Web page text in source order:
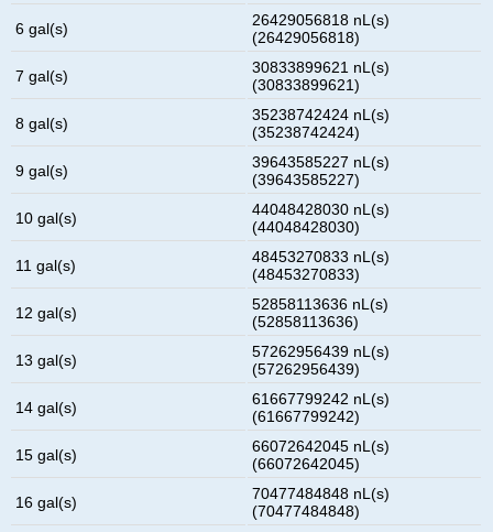
6 gal(s)
26429056818 nL(s)
(26429056818)
7 gal(s)
30833899621 nL(s)
(30833899621)
8 gal(s)
35238742424 nL(s)
(35238742424)
9 gal(s)
39643585227 nL(s)
(39643585227)
10 gal(s)
44048428030 nL(s)
(44048428030)
11 gal(s)
48453270833 nL(s)
(48453270833)
12 gal(s)
52858113636 nL(s)
(52858113636)
13 gal(s)
57262956439 nL(s)
(57262956439)
14 gal(s)
61667799242 nL(s)
(61667799242)
15 gal(s)
66072642045 nL(s)
(66072642045)
16 gal(s)
70477484848 nL(s)
(70477484848)